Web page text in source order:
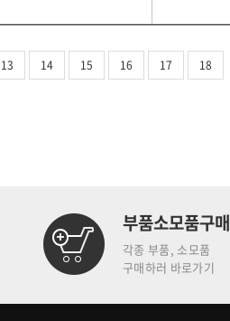
13 14 15 16 17 18
부품소모품구매
각종 부품, 소모품
구매하러 바로가기